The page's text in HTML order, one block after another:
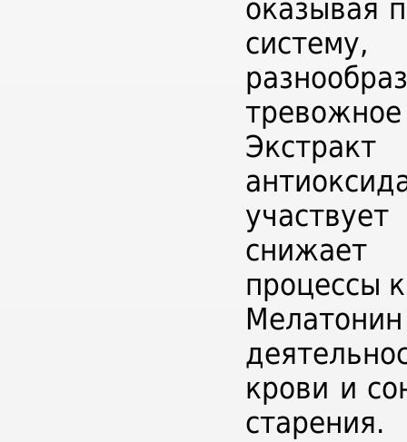
оказывая
тревожное
снижает
процессы
крови и
старения.